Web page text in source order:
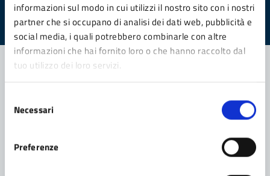
informazioni sul modo in cui utilizzi il nostro sito con i nostri
partner che si occupano di analisi dei dati web, pubblicità e
social media, i quali potrebbero combinarle con altre
informazioni che hai fornito loro o che hanno raccolto dal
tuo utilizzo dei loro servizi.
delNecessari
Preferenze
Valuta da 1 a 5 stelle la pagina
Valuta 5 stelle su 5
Valuta 4 stelle su 5
Valuta 3 stelle su 5
Valuta 2 stelle su 5
Valuta 1 stelle su 5
Richiedi assistenza